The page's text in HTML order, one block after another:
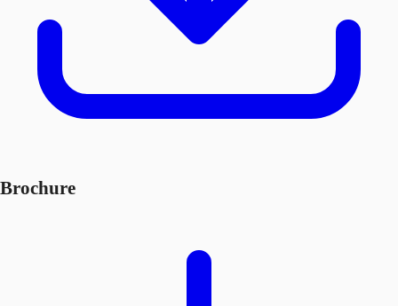
Brochure